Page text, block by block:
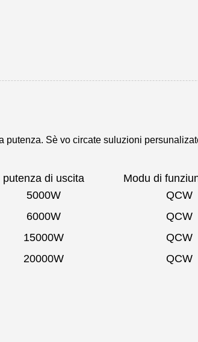
Sè vo circate suluzioni
putenza di uscita Modu di
5000W QCW
6000W QCW
15000W QCW
20000W QCW